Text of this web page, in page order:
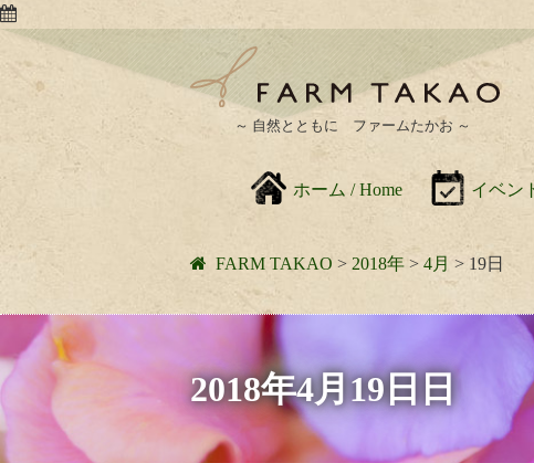
～ 自然とともに ファームたかお ～
ホーム / Home イベン
FARM TAKAO > 2018年 > 4月 > 19日
2018年4月19日日